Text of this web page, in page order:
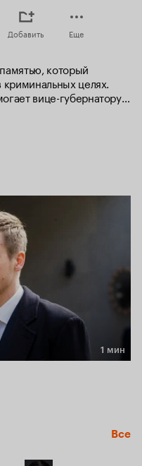
Добавить Еще
который
криминальных целях.
вице-губернатору
разрабатывать
с байкершей Юлей
расправиться
хочет
губернатора в суде.
Феликсу
в Петербург
Сергей.
1 мин
Все